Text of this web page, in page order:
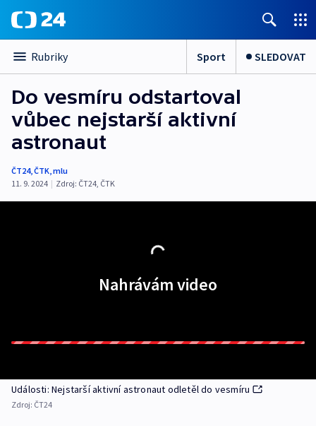
Rubriky Sport SLEDOVAT
Do vesmíru odstartoval
vůbec nejstarší aktivní
astronaut
ČT24,ČTK,mlu
11. 9. 2024 | Zdroj: ČT24, ČTK
Nahrávám video
Události: Nejstarší aktivní astronaut odletěl do vesmíru
Zdroj: ČT24